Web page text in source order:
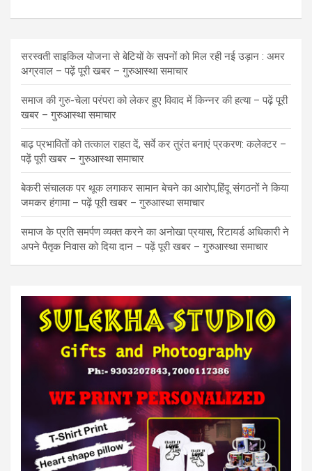
सरस्वती साइकिल योजना से बेटियों के सपनों को मिल रही नई उड़ान : अमर
अग्रवाल – पढ़ें पूरी खबर – गुरुआस्था समाचार
समाज की गुरु-चेला परंपरा को लेकर हुए विवाद में किन्नर की हत्या – पढ़ें पूरी
खबर – गुरुआस्था समाचार
बाढ़ प्रभावितों को तत्काल राहत दें, सर्वे कर तुरंत बनाएं प्रकरण: कलेक्टर –
पढ़ें पूरी खबर – गुरुआस्था समाचार
बेकरी संचालक पर थूक लगाकर सामान बेचने का आरोप,हिंदू संगठनों ने किया
जमकर हंगामा – पढ़ें पूरी खबर – गुरुआस्था समाचार
समाज के प्रति समर्पण व्यक्त करने का अनोखा प्रयास, रिटायर्ड अधिकारी ने
अपने पैतृक निवास को दिया दान – पढ़ें पूरी खबर – गुरुआस्था समाचार